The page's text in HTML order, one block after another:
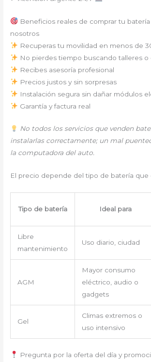
Beneficios reales de comprar tu
nosotros
Recuperas tu movilidad en menos de
No pierdes tiempo buscando talleres o
Recibes asesoría profesional
Precios justos y sin sorpresas
Instalación segura sin dañar módulos
Garantía y factura real
No todos los servicios que venden
instalarlas correctamente; un mal
la computadora del auto.
El precio depende del tipo de batería que
Tipo de batería Ideal para
Libre
mantenimiento
Uso diario, ciudad
AGM
Mayor consumo
eléctrico, audio o
gadgets
Gel
Climas extremos o
uso intensivo
Pregunta por la oferta del día y